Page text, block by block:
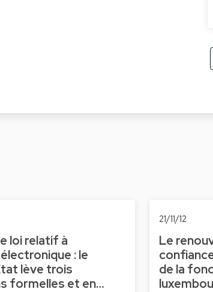
loi relatif à
: le
lève trois
formelles et en…
21/11/12
Le
de la